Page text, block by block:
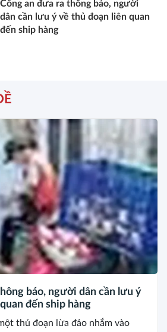
Công an đưa ra thông báo, người
dân cần lưu ý về thủ đoạn liên quan
đến ship hàng
báo, người dân cần lưu ý
đến ship hàng
thủ đoạn lừa đảo nhắm vào